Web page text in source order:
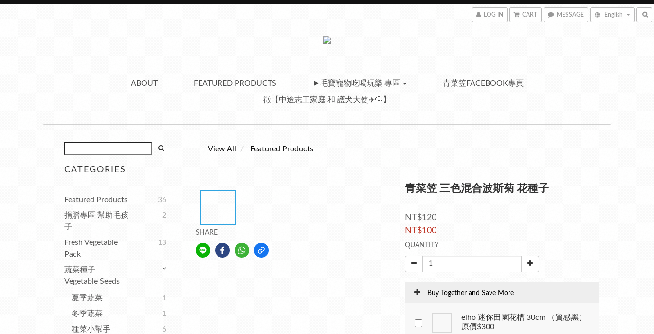
LOG IN CART MESSAGE English
ABOUT FEATURED PRODUCTS ►毛寶寵物吃喝玩樂 專區 青菜笠FACEBOOK專頁
徵【中途志工家庭 和 護犬大使✈️🐶】
CATEGORIES
Featured Products
36
捐贈專區 幫助毛孩
子
2
Fresh Vegetable
Pack
13
蔬菜種子
Vegetable Seeds
夏季蔬菜
1
冬季蔬菜
1
種菜小幫手
6
View All Featured Products
SHARE
青菜笠 三色混合波斯菊 花種子
NT$120
NT$100
QUANTITY
Buy Together and Save More
elho 迷你田園花槽 30cm （質感黑）
原價$300